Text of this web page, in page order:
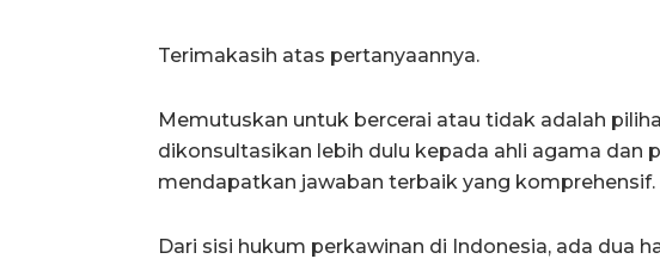
Terimakasih atas pertanyaannya.
Memutuskan untuk bercerai atau tidak adalah
dikonsultasikan lebih dulu kepada ahli agama dan
mendapatkan jawaban terbaik yang komprehensif.
Dari sisi hukum perkawinan di Indonesia, ada dua